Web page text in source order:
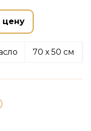
цену
70 х 50 см